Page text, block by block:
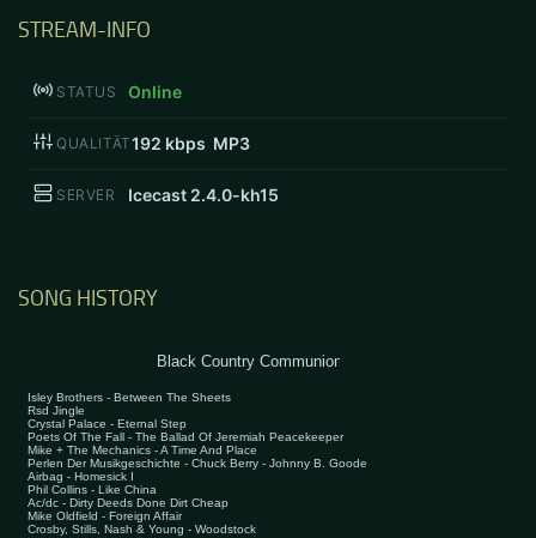
STREAM-INFO
STATUS Online
QUALITÄT192 kbps MP3
SERVER Icecast 2.4.0-kh15
SONG HISTORY